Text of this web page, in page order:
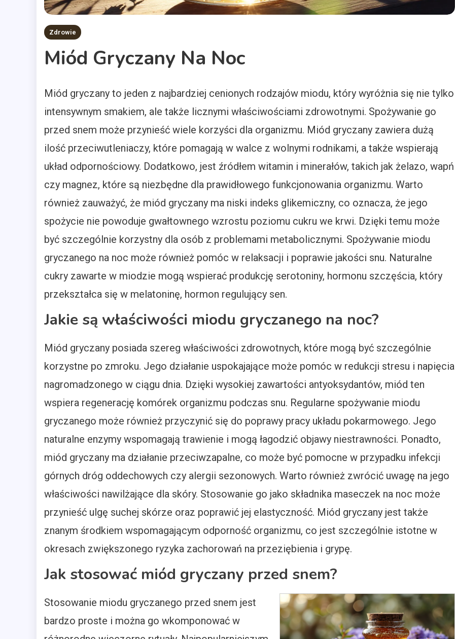
Zdrowie
Miód Gryczany Na Noc
Miód gryczany to jeden z najbardziej cenionych rodzajów miodu, który wyróżnia się nie tylko
intensywnym smakiem, ale także licznymi właściwościami zdrowotnymi. Spożywanie go
przed snem może przynieść wiele korzyści dla organizmu. Miód gryczany zawiera dużą
ilość przeciwutleniaczy, które pomagają w walce z wolnymi rodnikami, a także wspierają
układ odpornościowy. Dodatkowo, jest źródłem witamin i minerałów, takich jak żelazo, wapń
czy magnez, które są niezbędne dla prawidłowego funkcjonowania organizmu. Warto
również zauważyć, że miód gryczany ma niski indeks glikemiczny, co oznacza, że jego
spożycie nie powoduje gwałtownego wzrostu poziomu cukru we krwi. Dzięki temu może
być szczególnie korzystny dla osób z problemami metabolicznymi. Spożywanie miodu
gryczanego na noc może również pomóc w relaksacji i poprawie jakości snu. Naturalne
cukry zawarte w miodzie mogą wspierać produkcję serotoniny, hormonu szczęścia, który
przekształca się w melatoninę, hormon regulujący sen.
Jakie są właściwości miodu gryczanego na noc?
Miód gryczany posiada szereg właściwości zdrowotnych, które mogą być szczególnie
korzystne po zmroku. Jego działanie uspokajające może pomóc w redukcji stresu i napięcia
nagromadzonego w ciągu dnia. Dzięki wysokiej zawartości antyoksydantów, miód ten
wspiera regenerację komórek organizmu podczas snu. Regularne spożywanie miodu
gryczanego może również przyczynić się do poprawy pracy układu pokarmowego. Jego
naturalne enzymy wspomagają trawienie i mogą łagodzić objawy niestrawności. Ponadto,
miód gryczany ma działanie przeciwzapalne, co może być pomocne w przypadku infekcji
górnych dróg oddechowych czy alergii sezonowych. Warto również zwrócić uwagę na jego
właściwości nawilżające dla skóry. Stosowanie go jako składnika maseczek na noc może
przynieść ulgę suchej skórze oraz poprawić jej elastyczność. Miód gryczany jest także
znanym środkiem wspomagającym odporność organizmu, co jest szczególnie istotne w
okresach zwiększonego ryzyka zachorowań na przeziębienia i grypę.
Jak stosować miód gryczany przed snem?
Stosowanie miodu gryczanego przed snem jest
bardzo proste i można go wkomponować w